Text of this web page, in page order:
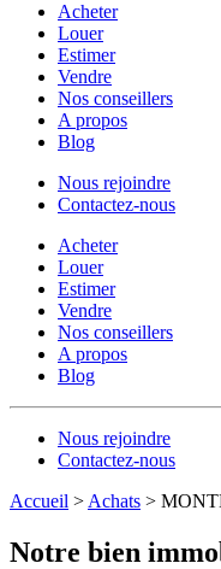
Acheter
Louer
Estimer
Vendre
Nos conseillers
A propos
Blog
Nous rejoindre
Contactez-nous
Acheter
Louer
Estimer
Vendre
Nos conseillers
A propos
Blog
Nous rejoindre
Contactez-nous
Accueil > Achats >
Notre bien